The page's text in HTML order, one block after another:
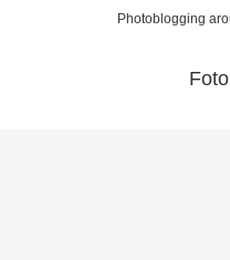
Photoblogging